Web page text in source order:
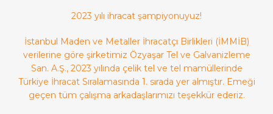
2023 yılı ihracat şampiyonuyuz!
İstanbul Maden ve Metaller İhracatçı Birlikleri (İMMİB)
verilerine göre şirketimiz Özyaşar Tel ve Galvanizleme
San. A.Ş., 2023 yılında çelik tel ve tel mamüllerinde
Türkiye İhracat Sıralamasında 1. sırada yer almıştır. Emeği
geçen tüm çalışma arkadaşlarımızı teşekkür ederiz.